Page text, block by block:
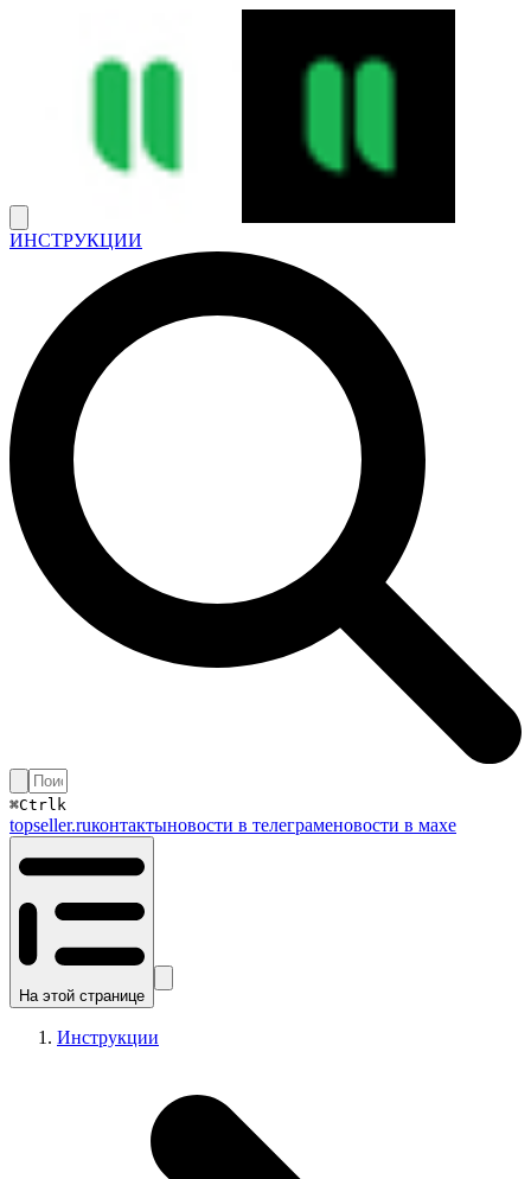
ИНСТРУКЦИИ
⌘Ctrl k
topseller.ruконтактыновости в телеграменовости в махе
На этой странице
Инструкции